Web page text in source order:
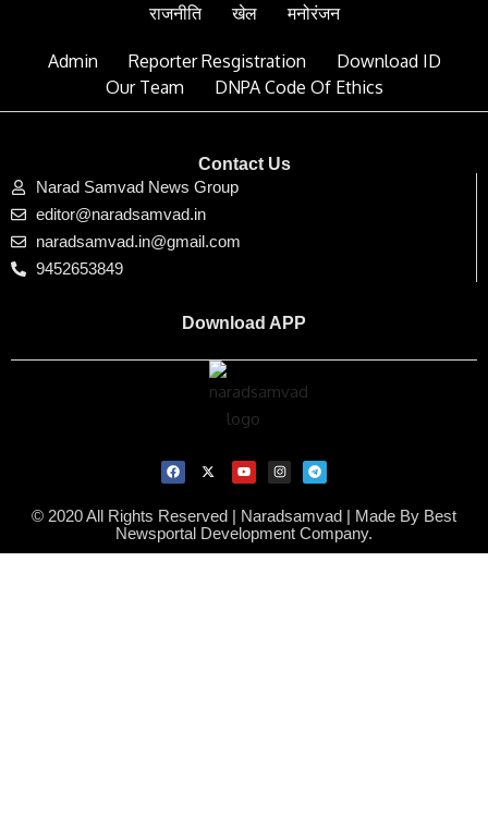
राजनीति
खेल मनोरंजन
Admin Reporter Resgistration
Download ID
Our Team
DNPA Code Of Ethics
Contact Us
Narad Samvad News Group
editor@naradsamvad.in
naradsamvad.in@gmail.com
9452653849
Download APP
© 2020 All Rights Reserved | Naradsamvad | Made By Best
Newsportal Development Company.